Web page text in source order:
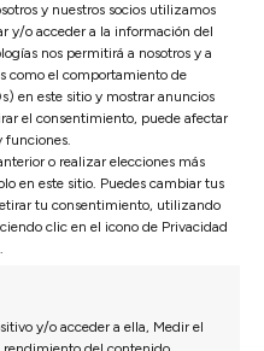
y nuestros socios utilizamos
y/o acceder a la información del
nos permitirá a nosotros y a
como el comportamiento de
en este sitio y mostrar anuncios
el consentimiento, puede afectar
funciones.
o realizar elecciones más
en este sitio. Puedes cambiar tus
tu consentimiento, utilizando
clic en el icono de Privacidad
y/o acceder a ella, Medir el
sofás y colchones y
muchos años de
mi carrera a la
la industria de los
sido y es ofrecer
personalizados y
asegurando el
para nuestros